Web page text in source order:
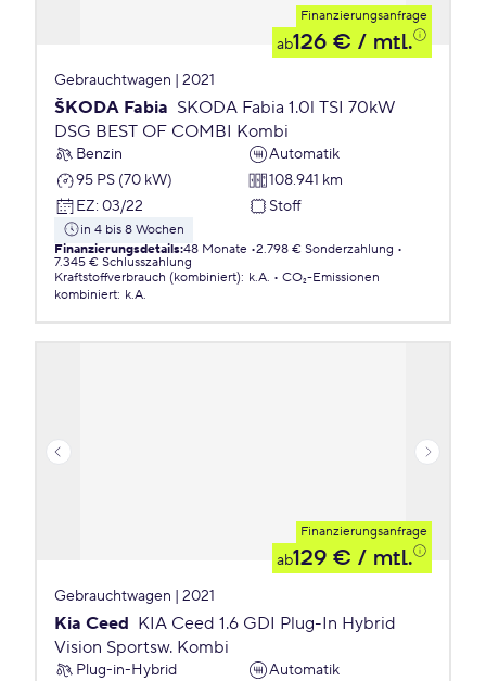
Finanzierungsanfrage
ab126 € / mtl.
Gebrauchtwagen | 2021
ŠKODA Fabia SKODA Fabia 1.0l TSI 70kW
DSG BEST OF COMBI Kombi
Benzin
Automatik
95 PS (70 kW)
108.941 km
EZ: 03/22 Stoff
in 4 bis 8 Wochen
Finanzierungsdetails:48 Monate 2.798 € Sonderzahlung
7.345 € Schlusszahlung
Kraftstoffverbrauch (kombiniert): k.A.
CO₂-Emissionen
kombiniert: k.A.
Finanzierungsanfrage
ab129 € / mtl.
Gebrauchtwagen | 2021
Kia Ceed KIA Ceed 1.6 GDI Plug-In Hybrid
Vision Sportsw. Kombi
Plug-in-Hybrid
Automatik